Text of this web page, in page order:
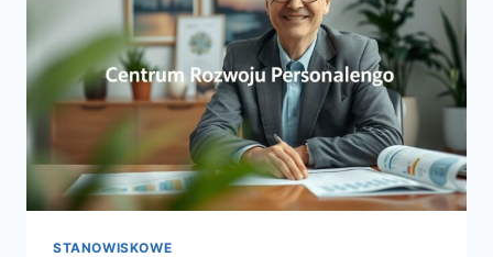
DZIECKA
STANOWISKOWE